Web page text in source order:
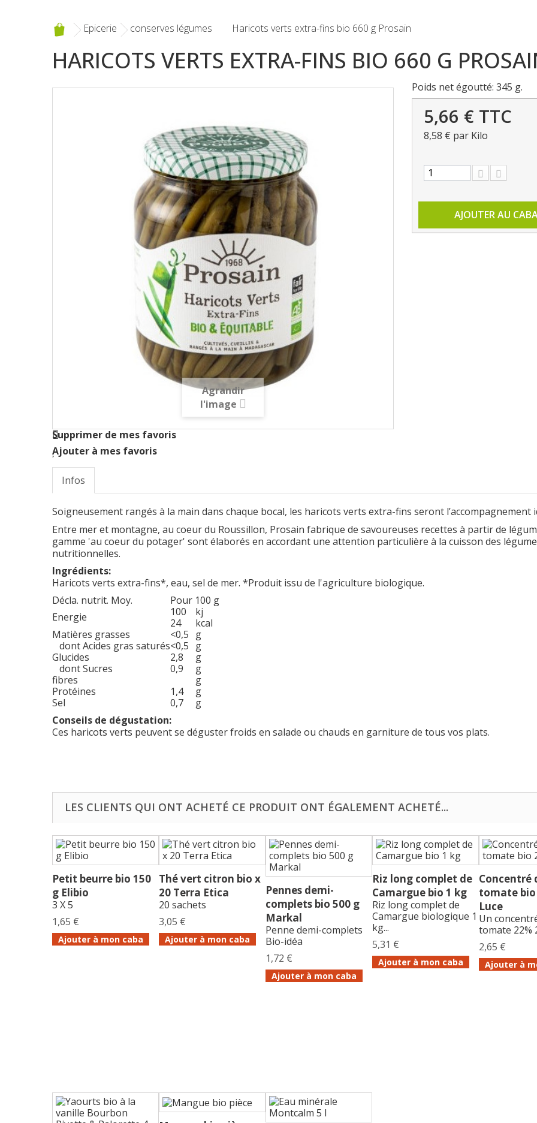
Epicerie conserves légumes Haricots verts extra-fins bio 660 g Prosain
HARICOTS VERTS EXTRA-FINS BIO 660 G
Agrandir
l'image
Supprimer de mes favoris
Ajouter à mes favoris
Poids net égoutté: 345 g.
5,66 € TTC
8,58 € par Kilo
AJOUTER AU
Infos
Soigneusement rangés à la main dans chaque bocal, les haricots verts extra-fins seront
Entre mer et montagne, au coeur du Roussillon, Prosain fabrique de savoureuses recettes à partir de
gamme 'au coeur du potager' sont élaborés en accordant une attention particulière à la cuisson des
nutritionnelles.
Ingrédients:
Haricots verts extra-fins*, eau, sel de mer. *Produit issu de l'agriculture biologique.
Décla. nutrit. Moy.
Pour 100 g
Energie
100
kj
24
kcal
Matières grasses
<0,5 g
dont Acides gras saturés<0,5 g
Glucides
2,8
g
dont Sucres
0,9
g
fibres
g
Protéines
1,4
g
Sel
0,7
g
Conseils de dégustation:
Ces haricots verts peuvent se déguster froids en salade ou chauds en garniture de tous vos plats.
LES CLIENTS QUI ONT ACHETÉ CE PRODUIT ONT ÉGALEMENT ACHETÉ...
Petit beurre bio 150
g Elibio
3 X 5
1,65 €
Ajouter à mon caba
Thé vert citron bio x
20 Terra Etica
20 sachets
3,05 €
Ajouter à mon caba
Pennes demi-
complets bio 500 g
Markal
Penne demi-complets
Bio-idéa
1,72 €
Ajouter à mon caba
Riz long complet de
Camargue bio 1 kg
Riz long complet de
Camargue biologique 1
kg...
5,31 €
Ajouter à mon caba
Concentré
tomate bio
Luce
Un
tomate 22%
2,65 €
Ajouter à